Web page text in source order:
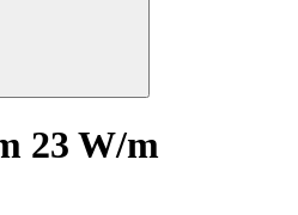
23 W/m